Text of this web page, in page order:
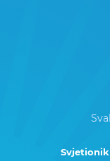
Svjetionik